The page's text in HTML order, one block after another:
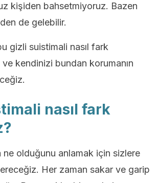
kişiden bahsetmiyoruz. Bazen
de gelebilir.
gizli suistimali nasıl fark
kendinizi bundan korumanın
nasıl fark
ne olduğunu anlamak için sizlere
Her zaman sakar ve garip